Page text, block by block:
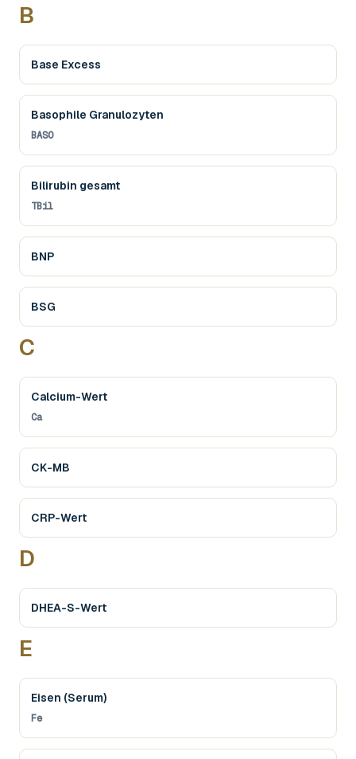
B
Base Excess
Basophile Granulozyten
BASO
Bilirubin gesamt
TBil
BNP
BSG
C
Calcium-Wert
Ca
CK-MB
CRP-Wert
D
DHEA-S-Wert
E
Eisen (Serum)
Fe